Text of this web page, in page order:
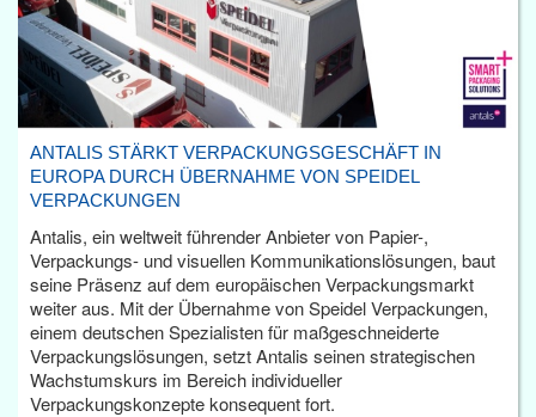
ANTALIS STÄRKT VERPACKUNGSGESCHÄFT IN
EUROPA DURCH ÜBERNAHME VON SPEIDEL
VERPACKUNGEN
Antalis, ein weltweit führender Anbieter von Papier-,
Verpackungs- und visuellen Kommunikationslösungen, baut
seine Präsenz auf dem europäischen Verpackungsmarkt
weiter aus. Mit der Übernahme von Speidel Verpackungen,
einem deutschen Spezialisten für maßgeschneiderte
Verpackungslösungen, setzt Antalis seinen strategischen
Wachstumskurs im Bereich individueller
Verpackungskonzepte konsequent fort.